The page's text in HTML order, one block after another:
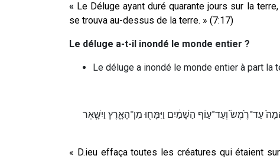
« Le Déluge ayant duré quarante jours sur la
se trouva au-dessus de la terre. » (7:17)
Le déluge a-t-il inondé le monde entier ?
Le déluge a inondé le monde entier à part la
עַד־רֶ֙מֶשׂ֙ וְעַד־ע֣וֹף הַשָּׁמַ֔יִם וַיִּמָּח֖וּ מִן־הָאָ֑רֶץ וַיִשָּׁ֧אֶר
« D.ieu effaça toutes les créatures qui étaient